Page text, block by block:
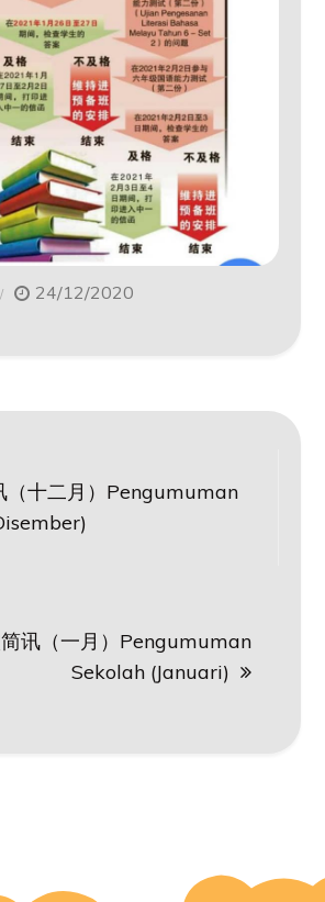
24/12/2020
（十二月）Pengumuman
讯（一月）Pengumuman
Sekolah (Januari)